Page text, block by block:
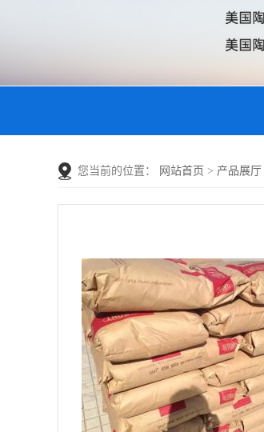
您当前的位置： 网站首页 > 产品展厅